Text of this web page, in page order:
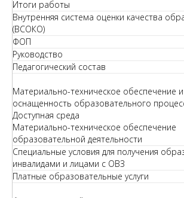
Итоги работы
Внутренняя система оценки качества
(ВСОКО)
ФОП
Руководство
Педагогический состав
Материально-техническое обеспечение и
оснащенность образовательного
Доступная среда
Материально-техническое обеспечение
образовательной деятельности
Специальные условия для получения
инвалидами и лицами с ОВЗ
Платные образовательные услуги